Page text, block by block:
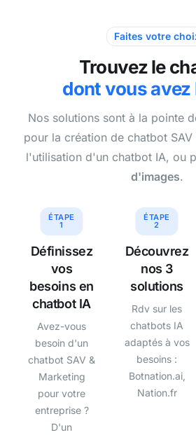
Faites votre
Trouvez le
dont vous avez
Nos solutions sont à la pointe
pour la création de chatbot
l'utilisation d'un chatbot IA, ou
d'images.
Définissez
vos
besoins en
chatbot IA
Avez-vous
besoin d'un
chatbot SAV &
Marketing
pour votre
entreprise ?
D'un
ÉTAPE
1
Découvrez
nos 3
solutions
Rdv sur les
chatbots IA
adaptés à vos
besoins :
Botnation.ai,
Nation.fr
ÉTAPE
2